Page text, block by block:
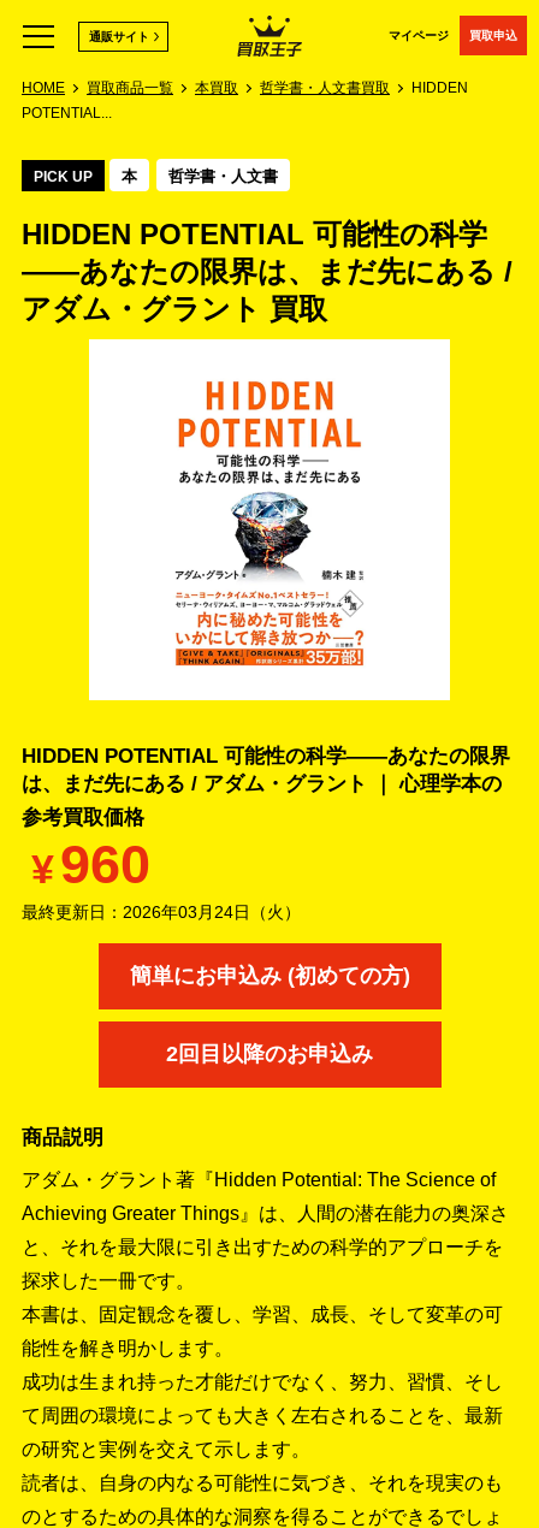
マイページ 買取申込
通販サイト
HOME 買取商品一覧 本買取 哲学書・人文書買取
HIDDEN
POTENTIAL...
PICK UP 本 哲学書・人文書
HIDDEN POTENTIAL 可能性の科学
――あなたの限界は、まだ先にある /
アダム・グラント 買取
HIDDEN POTENTIAL 可能性の科学――あなたの限界
は、まだ先にある / アダム・グラント ｜ 心理学本の
参考買取価格
¥960
最終更新日： 2026年03月24日（火）
簡単にお申込み (初めての方)
2回目以降のお申込み
商品説明
アダム・グラント著『Hidden Potential: The Science of
Achieving Greater Things』は、人間の潜在能力の奥深さ
と、それを最大限に引き出すための科学的アプローチを
探求した一冊です。
本書は、固定観念を覆し、学習、成長、そして変革の可
能性を解き明かします。
成功は生まれ持った才能だけでなく、努力、習慣、そし
て周囲の環境によっても大きく左右されることを、最新
の研究と実例を交えて示します。
読者は、自身の内なる可能性に気づき、それを現実のも
のとするための具体的な洞察を得ることができるでしょ